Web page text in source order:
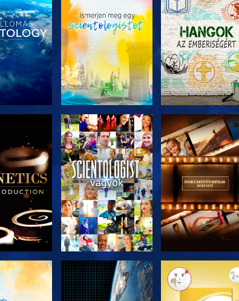
A SOROZAT
RÉSZEI
A SOROZAT
RÉSZEI
A SOROZAT
A SOROZAT